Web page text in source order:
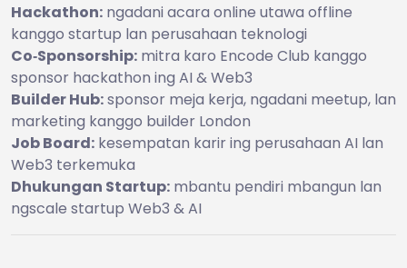
Hackathon: ngadani acara online utawa offline
kanggo startup lan perusahaan teknologi
Co‑Sponsorship: mitra karo Encode Club kanggo
sponsor hackathon ing AI & Web3
Builder Hub:sponsor meja kerja, ngadani meetup, lan
marketing kanggo builder London
Job Board: kesempatan karir ing perusahaan AI lan
Web3 terkemuka
Dhukungan Startup: mbantu pendiri mbangun lan
ngscale startup Web3 & AI